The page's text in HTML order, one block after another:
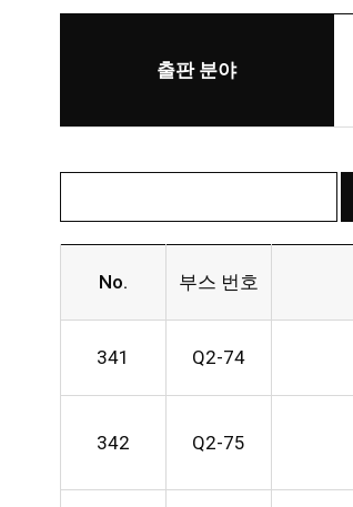
출판 분야
No. 부스 번호
341 Q2-74
342 Q2-75